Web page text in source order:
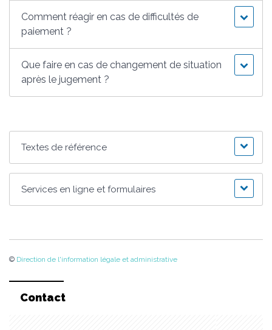
Comment réagir en cas de difficultés de
paiement ?
Que faire en cas de changement de situation
après le jugement ?
Textes de référence
Services en ligne et formulaires
© Direction de l'information légale et administrative
Contact